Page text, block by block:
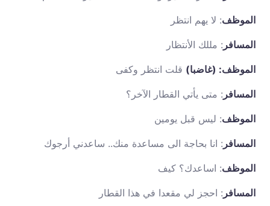
الموظف: لا يهم انتظر
المسافر : مللك الأنتظار
الموظف: (غاضبا) قلت انتظر وكفى
المسافر : متى يأتي القطار الآخر؟
الموظف: ليس قبل يومين
المسافر : انا بحاجة الى مساعدة منك.. ساعدني أرجوك
الموظف: اساعدك؟ كيف
المسافر : احجز لي مقعدا في هذا القطار